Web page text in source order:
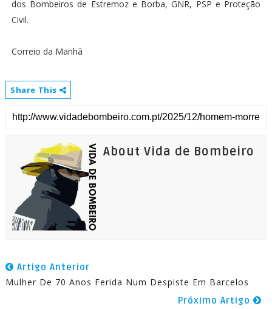
dos Bombeiros de Estremoz e Borba, GNR, PSP e Proteção
Civil.
Correio da Manhã
Share This
About Vida de Bombeiro
Artigo Anterior
Mulher De 70 Anos Ferida Num Despiste Em Barcelos
Próximo Artigo